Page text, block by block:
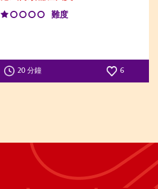
難度
20 分鐘 6